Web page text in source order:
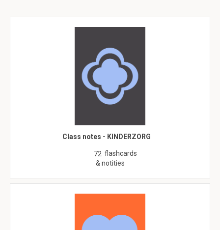
Class notes - KINDERZORG
72 flashcards
& notities